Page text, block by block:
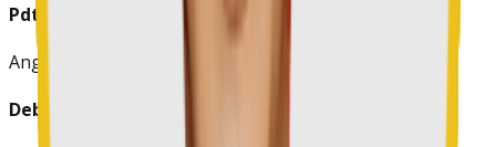
Pdt. Marlin S.M.Pelealu, M.Th.
Anggota
Debby Pandeirot, S.E.